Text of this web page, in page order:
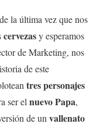
la última vez que nos
cervezasy esperamos
de Marketing, nos
de este
tres personajes
ser el nuevo Papa,
de un vallenato